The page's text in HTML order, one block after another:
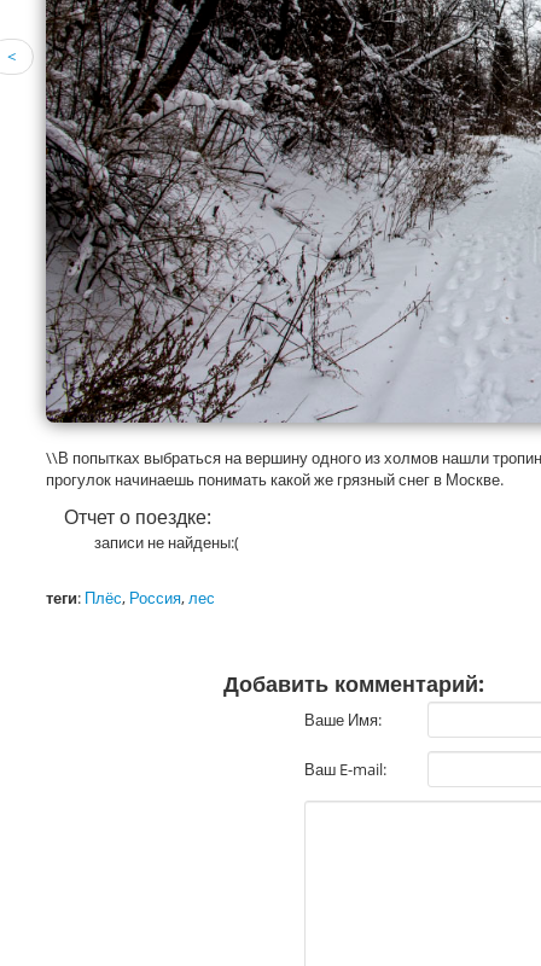
<
\\В попытках выбраться на вершину одного из холмов нашли
прогулок начинаешь понимать какой же грязный снег в Москве.
Отчет о поездке:
записи не найдены:(
теги: Плёс, Россия,лес
Добавить комментарий:
Ваше Имя:
Ваш E-mail: